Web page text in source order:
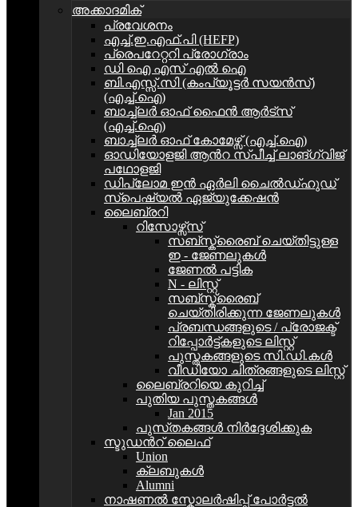
അക്കാദമിക്
പ്രവേശനം
എച്ച്.ഇ.എഫ്.പി (HEFP)
പ്രെപറേറ്ററി പ്രോഗ്രാം
ഡി ഐ എസ് എൽ ഐ
ബി.എസ്സ്.സി (കംപ്യൂട്ടർ സയൻസ്)
(എച്ച്.ഐ)
ബാച്ച്ലർ ഓഫ് ഫൈൻ ആർട്സ്
(എച്ച്.ഐ)
ബാച്ച്ലർ ഓഫ് കോമേഴ്സ് (എച്ച്.ഐ)
ഓഡിയോളജി ആന്‍റ സ്പീച്ച് ലാങ്ഗ്വിജ്
പഥോളജി
ഡിപ്ലോമ ഇൻ ഏര്‍ലി ചൈൽഡ്ഹുഡ്
സ്പെഷ്യൽ ഏജ്യുക്കേഷൻ
ലൈബ്രറി
റിസോഴ്സ്സ്
സബ്സ്ക്രൈബ് ചെയ്തിട്ടുള്ള
ഇ - ജേണലുകള്‍
ജേണൽ പട്ടിക
N - ലിസ്റ്റ്
സബ്സ്ക്രൈബ്
ചെയ്തിരിക്കുന്ന ജേണലുകൾ
പ്രബന്ധങ്ങളുടെ / പ്രോജക്ട്
റിപ്പോര്‍ട്ട്കളുടെ ലിസ്റ്റ്
പുസ്തകങ്ങളുടെ സി.ഡി.കള്‍
വീഡിയോ ചിത്രങ്ങളുടെ ലിസ്റ്റ്
ലൈബ്രറിയെ കുറിച്ച്
പുതിയ പുസ്തകങ്ങള്‍
Jan 2015
പുസ്‌തകങ്ങൾ നിർദ്ദേശിക്കുക
സ്ടുഡന്‍റ്‌ ലൈഫ്
Union
ക്ലബുകള്‍
Alumni
നാഷണൽ സ്കോലർഷിപ്പ് പോർട്ടൽ